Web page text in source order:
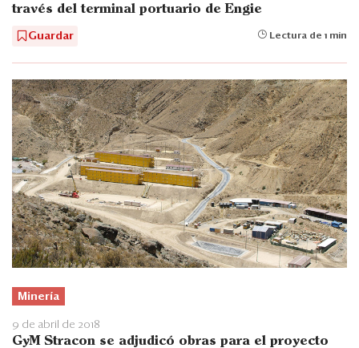
través del terminal portuario de Engie
Guardar Lectura de 1 min
Minería
9 de abril de 2018
GyM Stracon se adjudicó obras para el proyecto